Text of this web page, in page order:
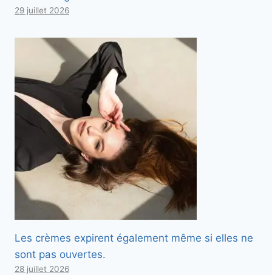
29 juillet 2026
Les crèmes expirent également même si elles ne
sont pas ouvertes.
28 juillet 2026